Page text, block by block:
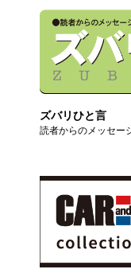
ズバリひと言
読者からのメッセー